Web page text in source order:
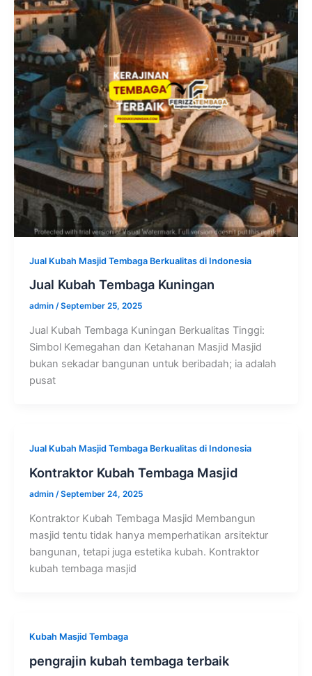
Jual Kubah Masjid Tembaga Berkualitas di Indonesia
Jual Kubah Tembaga Kuningan
admin /September 25, 2025
Jual Kubah Tembaga Kuningan Berkualitas Tinggi:
Simbol Kemegahan dan Ketahanan Masjid Masjid
bukan sekadar bangunan untuk beribadah; ia adalah
pusat
Jual Kubah Masjid Tembaga Berkualitas di Indonesia
Kontraktor Kubah Tembaga Masjid
admin /September 24, 2025
Kontraktor Kubah Tembaga Masjid Membangun
masjid tentu tidak hanya memperhatikan arsitektur
bangunan, tetapi juga estetika kubah. Kontraktor
kubah tembaga masjid
Kubah Masjid Tembaga
pengrajin kubah tembaga terbaik